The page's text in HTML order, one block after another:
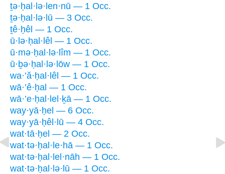
ṯə·ḥal·lə·len·nū — 1 Occ.
ṯə·ḥal·lə·lū — 3 Occ.
ṯê·ḥêl — 1 Occ.
ū·lə·ḥal·lêl — 1 Occ.
ū·mə·ḥal·lə·lîm — 1 Occ.
ū·ḇə·ḥal·lə·lōw — 1 Occ.
wa·’ă·ḥal·lêl — 1 Occ.
wā·’ê·ḥal — 1 Occ.
wā·’e·ḥal·lel·ḵā — 1 Occ.
way·yā·ḥel — 6 Occ.
way·yā·ḥêl·lū — 4 Occ.
wat·tā·ḥel — 2 Occ.
wat·tə·ḥal·le·hā — 1 Occ.
wat·tə·ḥal·lel·nāh — 1 Occ.
wat·tə·ḥal·lə·lū — 1 Occ.